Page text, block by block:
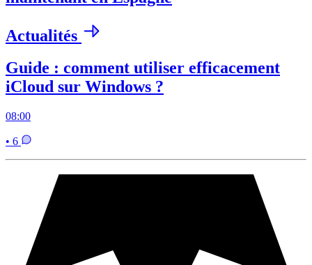
Actualités
Guide : comment utiliser efficacement
iCloud sur Windows ?
08:00
• 6